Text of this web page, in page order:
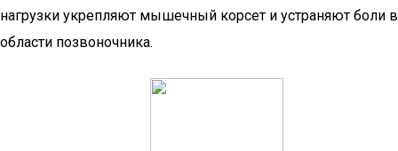
нагрузки укрепляют мышечный корсет и устраняют боли в
области позвоночника.